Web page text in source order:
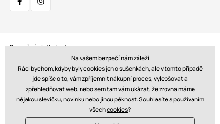
Bezpečná platba kartou:
Doprava:
Na vašem bezpečí nám záleží
Rádi bychom, kdyby byly cookies jen o sušenkách, ale v tomto případě
jde spíše o to, vám zpříjemnit nákupní proces, vylepšovat a
zpřehledňovat web, nebo sem tam vám ukázat, že zrovna máme
nějakou slevičku, novinku nebo jinou pěknost. Souhlasíte s používáním
všechcookies?